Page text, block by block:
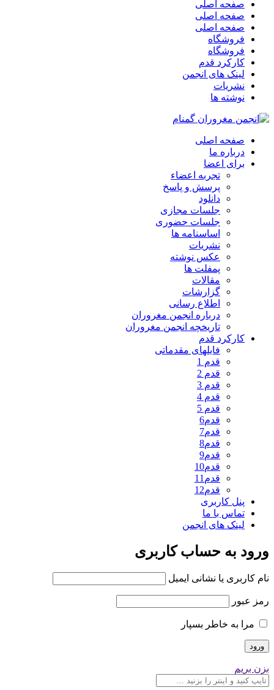
صفحه اصلی
صفحه اصلی
صفحه اصلی
فروشگاه
فروشگاه
کارکرد قدم
لینک های انجمن
نشریات
نوشته ها
صفحه اصلی
درباره ما
برای اعضا
تجربه اعضاء
پرسش و پاسخ
دانلود
جلسات مجازی
جلسات حضوری
اساسنامه ها
نشریات
عکس نوشته
پمفلت ها
مقالات
گزارشات
اطلاع رسانی
درباره انجمن مغروران
تاریخچه انجمن مغروران
کارکرد قدم
فایلهای مقدماتی
قدم 1
قدم 2
قدم 3
قدم 4
قدم 5
قدم6
قدم7
قدم8
قدم9
قدم10
قدم11
قدم12
پنل کاربری
تماس با ما
لینک های انجمن
ورود به حساب کاربری
نام کاربری یا نشانی ایمیل
رمز عبور
مرا به خاطر بسپار
بزن بریم